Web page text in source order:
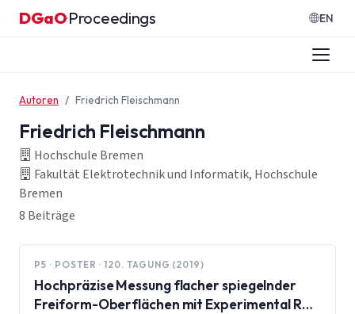
Zum Inhalt springen
DGaO·Proceedings EN
Autoren Friedrich Fleischmann
Friedrich Fleischmann
Hochschule Bremen
Fakultät Elektrotechnik und Informatik, Hochschule
Bremen
8 Beiträge
P5 · POSTER · 120. TAGUNG (2019)
Hochpräzise Messung flacher spiegelnder
Freiform-Oberflächen mit Experimental Ray